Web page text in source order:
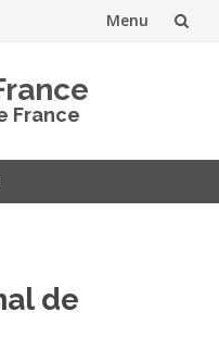
Menu
France
de